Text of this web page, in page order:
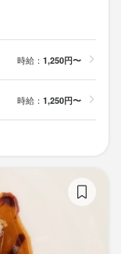
時給： 1,250円〜
時給： 1,250円〜